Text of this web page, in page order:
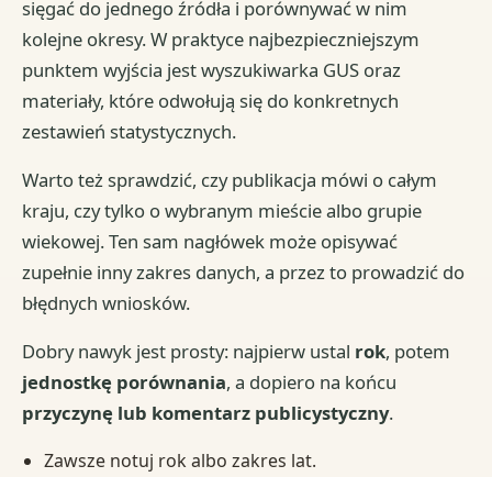
sięgać do jednego źródła i porównywać w nim
kolejne okresy. W praktyce najbezpieczniejszym
punktem wyjścia jest wyszukiwarka GUS oraz
materiały, które odwołują się do konkretnych
zestawień statystycznych.
Warto też sprawdzić, czy publikacja mówi o całym
kraju, czy tylko o wybranym mieście albo grupie
wiekowej. Ten sam nagłówek może opisywać
zupełnie inny zakres danych, a przez to prowadzić do
błędnych wniosków.
Dobry nawyk jest prosty: najpierw ustal rok, potem
jednostkę porównania, a dopiero na końcu
przyczynę lub komentarz publicystyczny.
Zawsze notuj rok albo zakres lat.